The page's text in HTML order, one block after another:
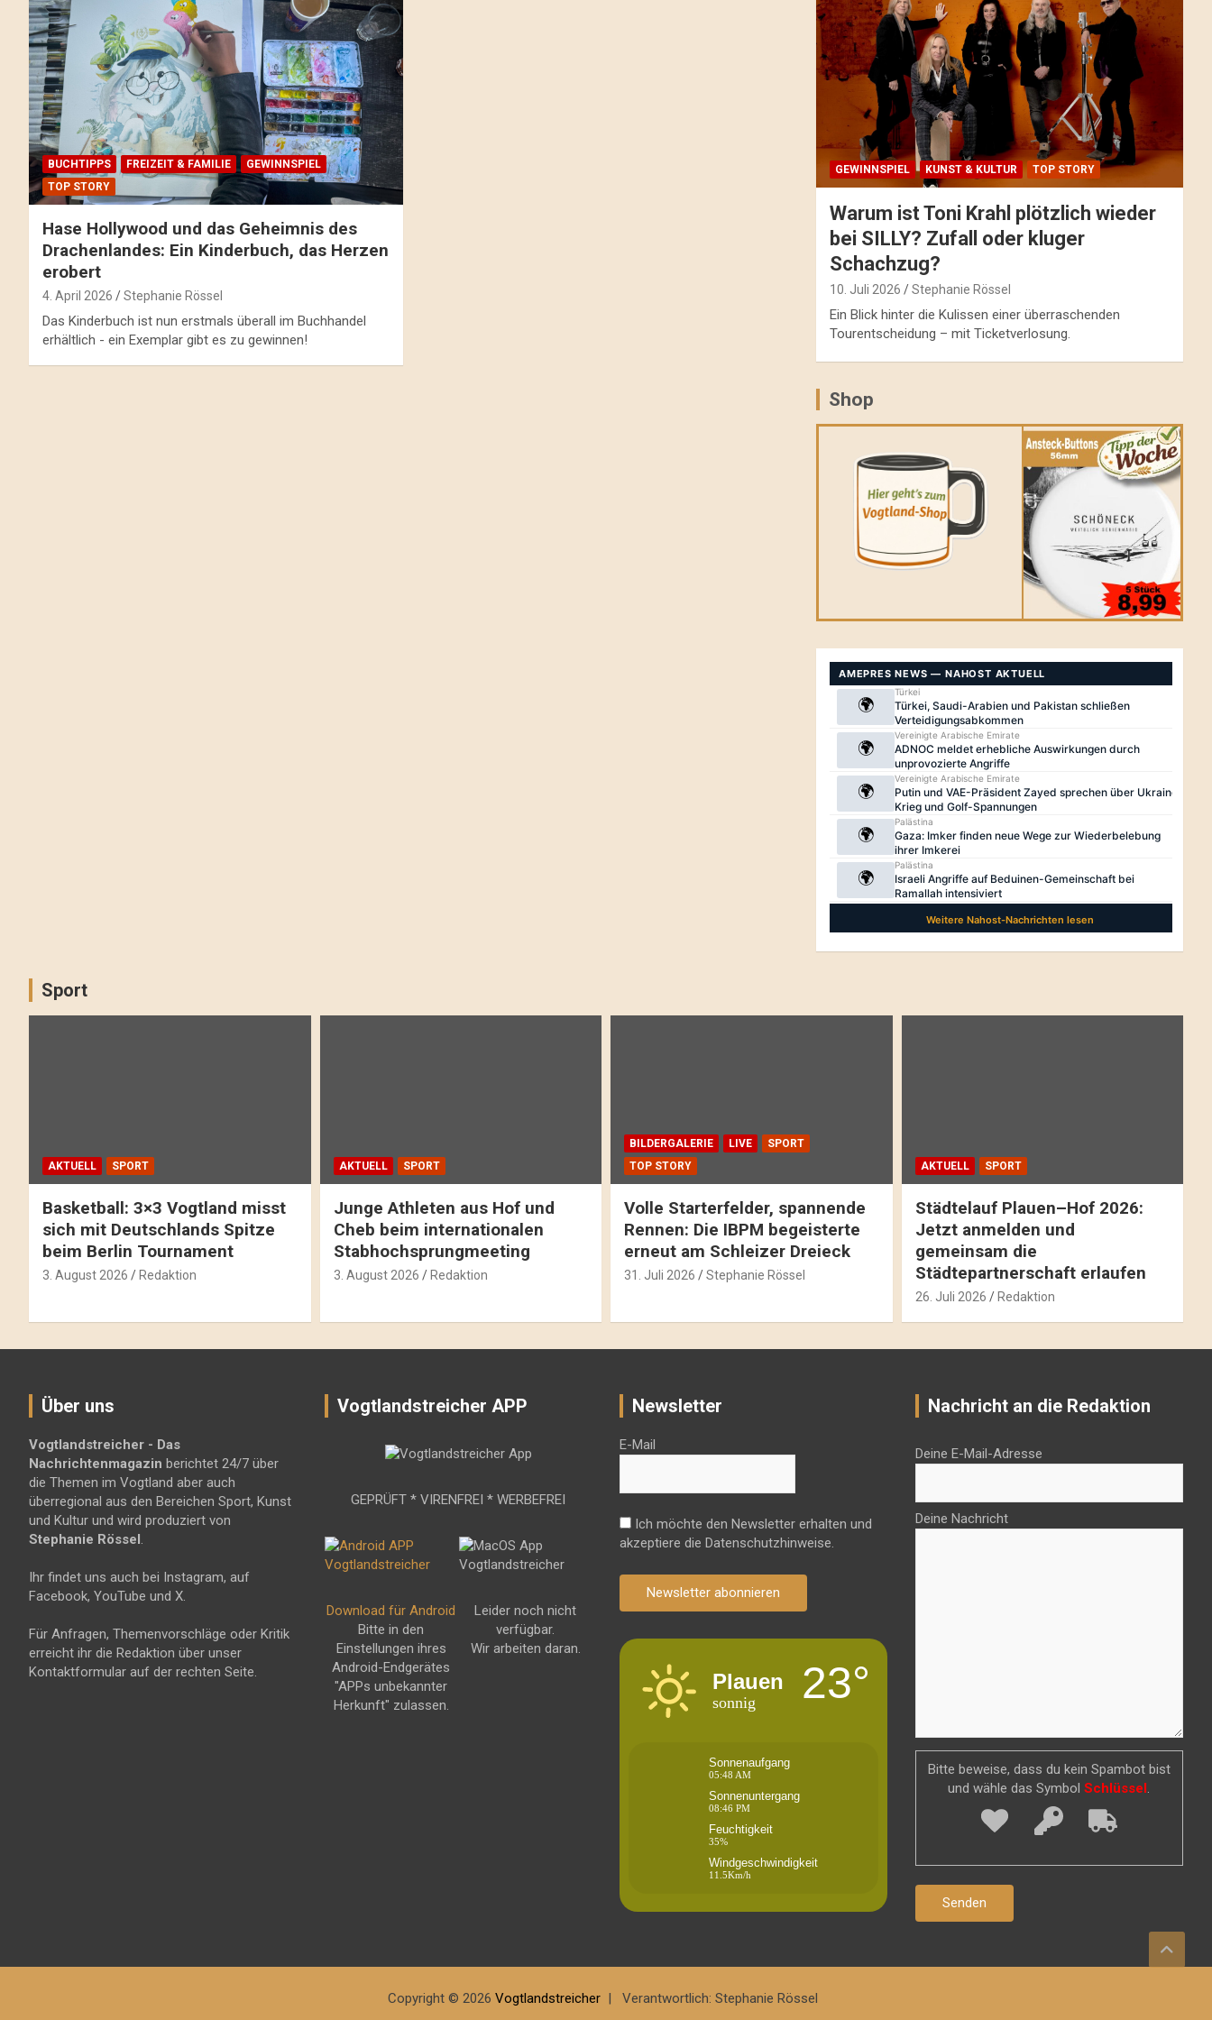
BUCHTIPPS FREIZEIT & FAMILIE
GEWINNSPIEL
TOP STORY
Hase Hollywood und das Geheimnis des
Drachenlandes: Ein Kinderbuch, das Herzen
erobert
4. April 2026 Stephanie Rössel
Das Kinderbuch ist nun erstmals überall im Buchhandel
erhältlich - ein Exemplar gibt es zu gewinnen!
GEWINNSPIEL KUNST & KULTUR TOP STORY
Warum ist Toni Krahl plötzlich wieder
bei SILLY? Zufall oder kluger
Schachzug?
10. Juli 2026 Stephanie Rössel
Ein Blick hinter die Kulissen einer überraschenden
Tourentscheidung – mit Ticketverlosung.
Shop
Sport
AKTUELL SPORT
Basketball: 3×3 Vogtland misst
sich mit Deutschlands Spitze
beim Berlin Tournament
3. August 2026 Redaktion
AKTUELL SPORT
Junge Athleten aus Hof und
Cheb beim internationalen
Stabhochsprungmeeting
3. August 2026 Redaktion
BILDERGALERIE LIVE
SPORT
TOP STORY
Volle Starterfelder, spannende
Rennen: Die IBPM begeisterte
erneut am Schleizer Dreieck
31. Juli 2026 Stephanie Rössel
AKTUELL SPORT
Städtelauf Plauen–Hof 2026:
Jetzt anmelden und
gemeinsam die
Städtepartnerschaft erlaufen
26. Juli 2026 Redaktion
Über uns
Vogtlandstreicher - Das
Nachrichtenmagazin berichtet 24/7 über
die Themen im Vogtland aber auch
überregional aus den Bereichen Sport, Kunst
und Kultur und wird produziert von
Stephanie Rössel.
Ihr findet uns auch bei Instagram, auf
Facebook, YouTube und X.
Für Anfragen, Themenvorschläge oder Kritik
erreicht ihr die Redaktion über unser
Kontaktformular auf der rechten Seite.
Vogtlandstreicher APP
GEPRÜFT * VIRENFREI * WERBEFREI
Download für Android
Bitte in den
Einstellungen ihres
Android-Endgerätes
"APPs unbekannter
Herkunft" zulassen.
Leider noch nicht
verfügbar.
Wir arbeiten daran.
Newsletter
E-Mail
Ich möchte den Newsletter erhalten und
akzeptiere die Datenschutzhinweise.
Newsletter abonnieren
Plauen
sonnig 23°
Sonnenaufgang
05:48 AM
Sonnenuntergang
08:46 PM
Feuchtigkeit
35%
Windgeschwindigkeit
11.5Km/h
Nachricht an die Redaktion
Deine E-Mail-Adresse
Deine Nachricht
Bitte beweise, dass du kein Spambot bist
und wähle das Symbol Schlüssel.
Copyright © 2026 Vogtlandstreicher Verantwortlich: Stephanie Rössel